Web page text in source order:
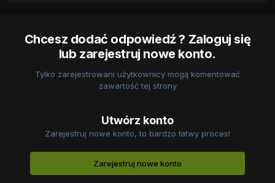
Chcesz dodać odpowiedź ? Zaloguj się
lub zarejestruj nowe konto.
Tylko zarejestrowani użytkownicy mogą komentować
zawartość tej strony
Utwórz konto
Zarejestruj nowe konto, to bardzo łatwy proces!
Zarejestruj nowe konto